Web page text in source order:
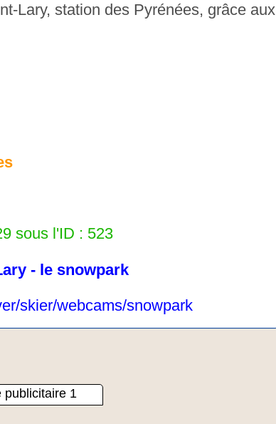
Lary, station des Pyrénées, grâce aux
sous l'ID : 523
- le snowpark
skier/webcams/snowpark
publicitaire 1